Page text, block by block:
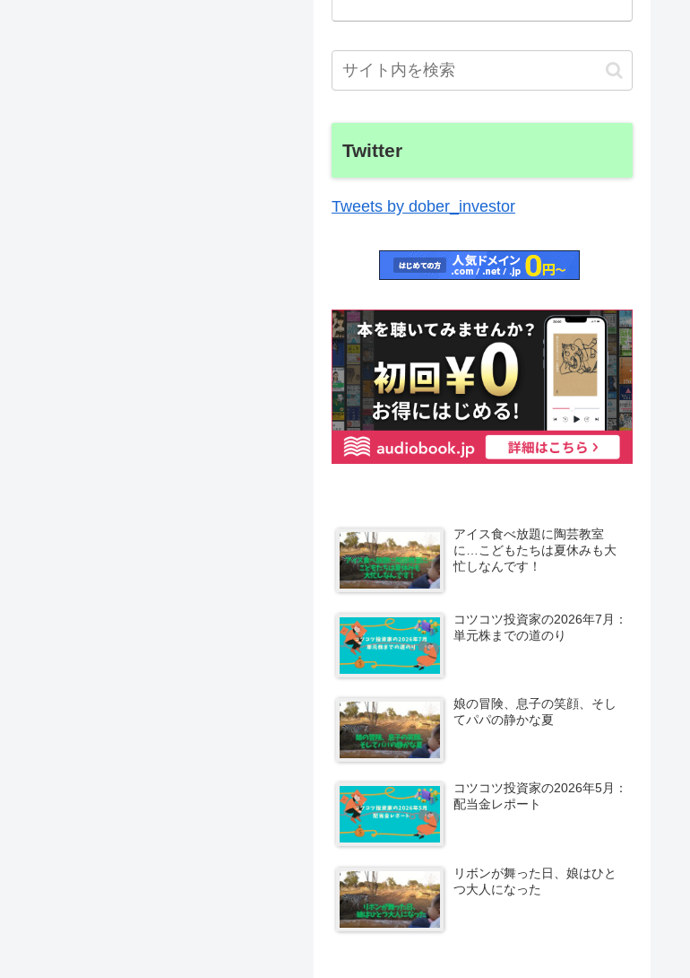
Twitter
Tweets by dober_investor
アイス食べ放題に陶芸教室
に…こどもたちは夏休みも大
忙しなんです！
コツコツ投資家の2026年7月：
単元株までの道のり
娘の冒険、息子の笑顔、そし
てパパの静かな夏
コツコツ投資家の2026年5月：
配当金レポート
リボンが舞った日、娘はひと
つ大人になった